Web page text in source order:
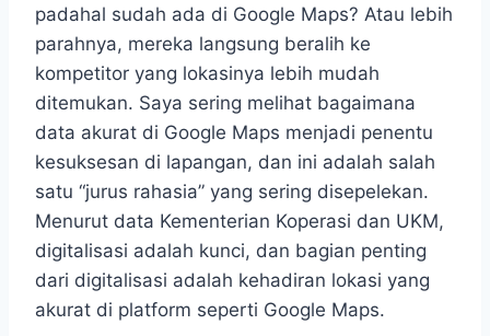
padahal sudah ada di Google Maps? Atau lebih
parahnya, mereka langsung beralih ke
kompetitor yang lokasinya lebih mudah
ditemukan. Saya sering melihat bagaimana
data akurat di Google Maps menjadi penentu
kesuksesan di lapangan, dan ini adalah salah
satu “jurus rahasia” yang sering disepelekan.
Menurut data Kementerian Koperasi dan UKM,
digitalisasi adalah kunci, dan bagian penting
dari digitalisasi adalah kehadiran lokasi yang
akurat di platform seperti Google Maps.